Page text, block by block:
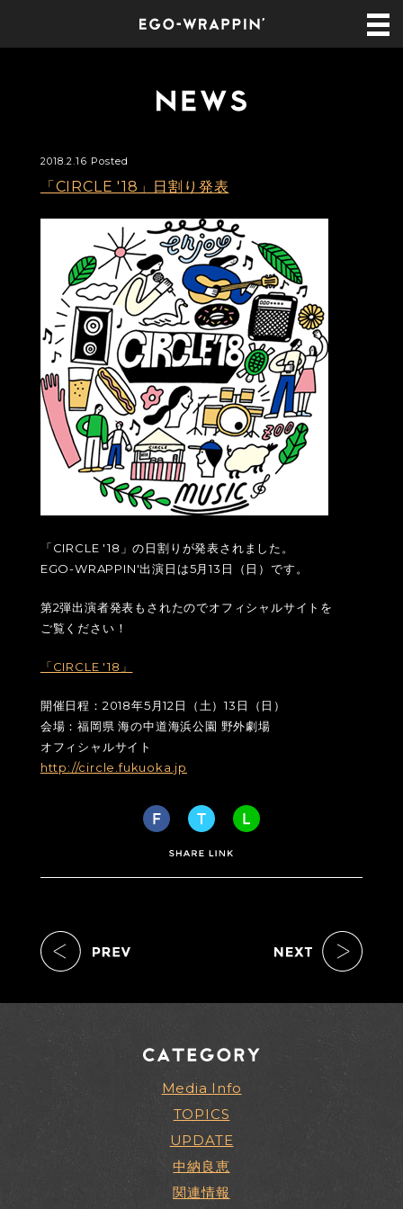
2018.2.16 Posted
「CIRCLE '18」日割り発表
「CIRCLE '18」の日割りが発表されました。
EGO-WRAPPIN'出演日は5月13日（日）です。
第2弾出演者発表もされたのでオフィシャルサイトを
ご覧ください！
「CIRCLE '18」
開催日程：2018年5月12日（土）13日（日）
会場：福岡県 海の中道海浜公園 野外劇場
オフィシャルサイト
http://circle.fukuoka.jp
Media Info
TOPICS
UPDATE
中納良恵
関連情報